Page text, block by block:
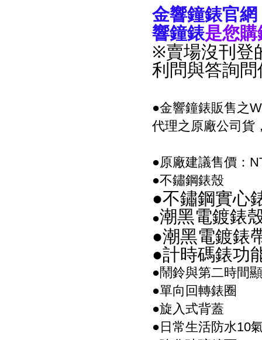
金響鐘錶官網
響鐘錶是您
※賣場沒刊登
利問與答詢
●金響鐘錶販售之
代理之原廠公司貨
●原廠建議售價：
●不鏽鋼錶殼
●不鏽鋼實心
●潮黑電鍍錶
●潮黑電鍍錶
●計時碼錶功
●鬧鈴與第二時間
●單向回轉錶圈
●旋入式背蓋
●日常生活防水10